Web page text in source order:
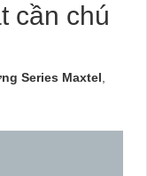
cần chú
Series Maxtel,